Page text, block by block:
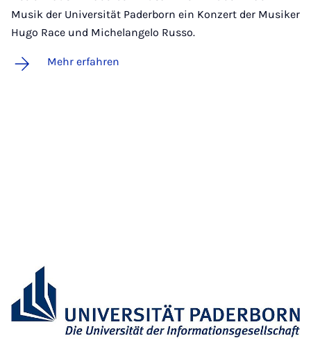
Musik der Universität Paderborn ein Konzert der Musiker
Hugo Race und Michelangelo Russo.
Mehr erfahren